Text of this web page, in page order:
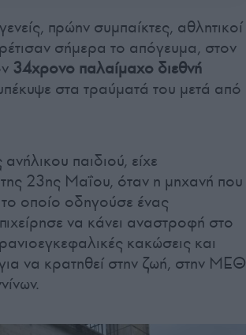
πρώην συμπαίκτες, αθλητικοί
σήμερα το απόγευμα, στον
34χρονο παλαίμαχο διεθνή
στα τραύματά του μετά από
παιδιού, είχε
23ης Μαΐου, όταν η μηχανή που
οποίο οδηγούσε ένας
να κάνει αναστροφή στο
κακώσεις και
να κρατηθεί στην ζωή, στην ΜΕΘ